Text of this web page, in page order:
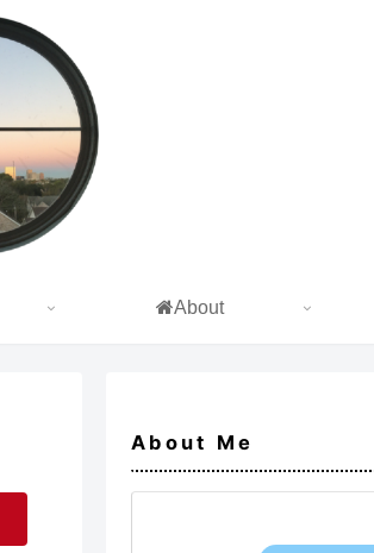
About
About Me